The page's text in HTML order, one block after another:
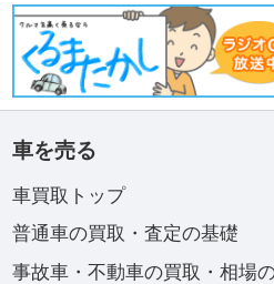
車を売る
車買取トップ
普通車の買取・査定の基礎
事故車・不動車の買取・相場